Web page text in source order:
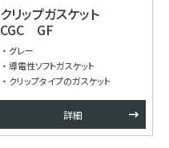
クリップガスケット
CGC GF
グレー
導電性ソフトガスケット
クリップタイプのガスケット
詳細